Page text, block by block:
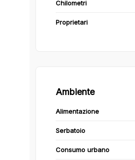
Chilometri
Proprietari
Ambiente
Alimentazione
Serbatoio
Consumo urbano